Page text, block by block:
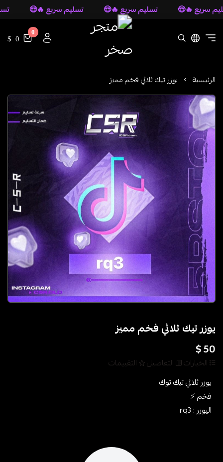
سريع 🔥😍 تسليم سريع 🔥😍 تسليم سريع 🔥😍
متجر صخر
0
0 $
الرئيسية يوزر تيك ثلاثي فخم مميز
يوزر تيك ثلاثي فخم مميز
50 $
الخيارات التفاصيل
التقييمات
يوزر ثلاثي تيك توك
فخم ⚡️
اليوزر : rq3